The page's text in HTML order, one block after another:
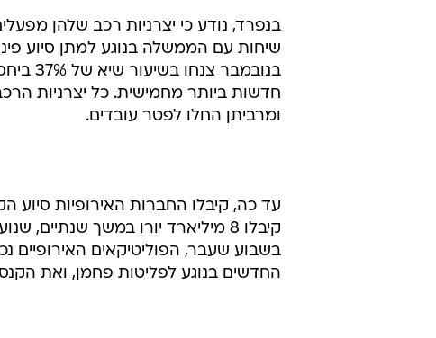
בנפרד, נודע כי יצרניות רכב שלהן
חדשות ביותר מחמישית. כל יצרניות
ומרביתן החלו לפטר עובדים.
עד כה, קיבלו החברות האירופיות סיוע
קיבלו 8 מיליארד יורו במשך
בשבוע שעבר, הפוליטיקאים האירופיים
החדשים בנוגע לפליטות פחמן, ואת